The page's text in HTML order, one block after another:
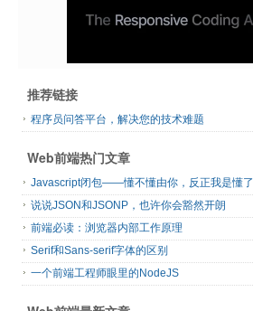
推荐链接
程序员问答平台，解决您的技术难题
Web前端热门文章
Javascript闭包——懂不懂由你，反正我是懂了
说说JSON和JSONP，也许你会豁然开朗
前端必读：浏览器内部工作原理
Serif和Sans-serif字体的区别
一个前端工程师眼里的NodeJS